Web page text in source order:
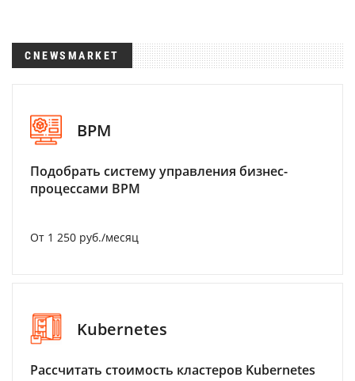
CNEWSMARKET
BPM
Подобрать систему управления бизнес-
процессами BPM
От 1 250 руб./месяц
Kubernetes
Рассчитать стоимость кластеров Kubernetes